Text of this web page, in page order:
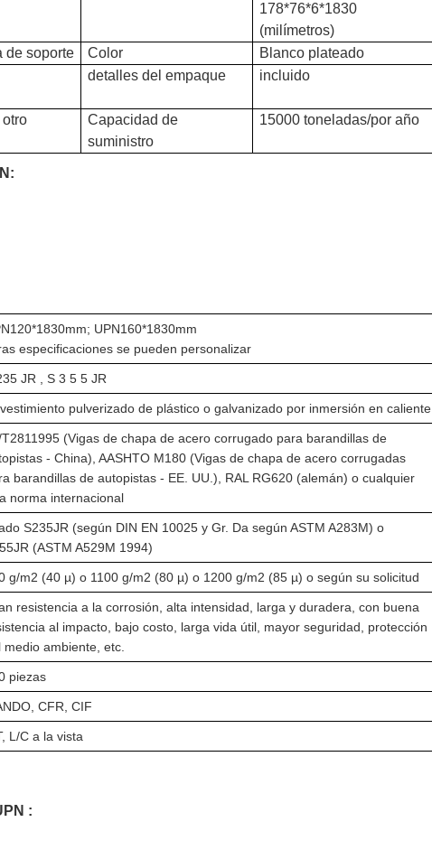
178*76*6*1830
(milímetros)
de soporte Color
Blanco plateado
detalles del empaque incluido
Capacidad de
suministro
15000 toneladas/por año
UPN160*1830mm
especificaciones se pueden personalizar
JR S 3 5 5 JR
pulverizado de plástico o galvanizado por inmersión en caliente
(Vigas de chapa de acero corrugado para barandillas de
- China), AASHTO M180 (Vigas de chapa de acero corrugadas
barandillas de autopistas - EE. UU.), RAL RG620 (alemán) o cualquier
norma internacional
S235JR (según DIN EN 10025 y Gr. Da según ASTM A283M) o
(ASTM A529M 1994)
g/m2 (40 µ) o 1100 g/m2 (80 µ) o 1200 g/m2 (85 µ) o según su solicitud
resistencia a la corrosión, alta intensidad, larga y duradera, con buena
al impacto, bajo costo, larga vida útil, mayor seguridad, protección
medio ambiente, etc.
piezas
CFR, CIF
L/C a la vista
: